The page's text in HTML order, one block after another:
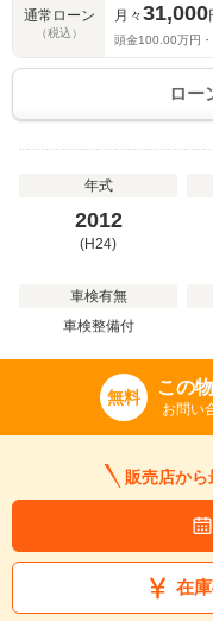
通常ローン
（税込）
月々31,000
頭金100.00万円・
ロー
年式
2012
(H24)
車検有無
車検整備付
無料 この
お問い
販売店から
在